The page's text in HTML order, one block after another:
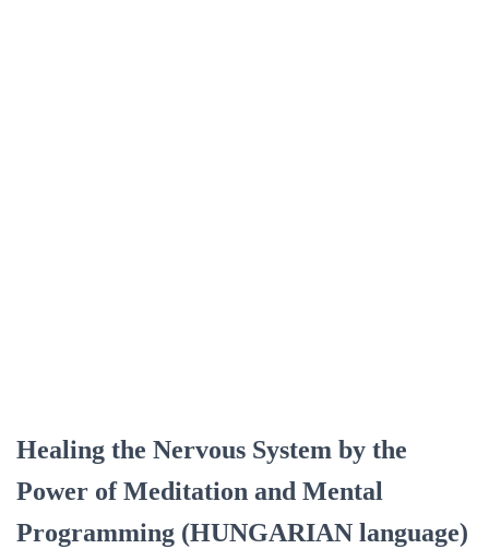
Healing the Nervous System by the
Power of Meditation and Mental
Programming (HUNGARIAN language)